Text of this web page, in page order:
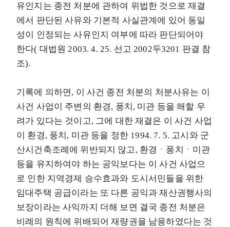
유인지는 종전 처분에 관하여 위법한 것으로 재결
에서 판단된 사유와 기본적 사실관계에 있어 동일
성이 인정되는 사유인지 여부에 따라 판단되어야
한다( 대법원 2003. 4. 25. 선고 2002두3201 판결 참
조).
기록에 의하면, 이 사건 종전 처분의 처분사유는 이
사건 사업이 주변의 환경, 풍치, 미관 등을 해할 우
려가 있다는 것이고, 그에 대한 재결은 이 사건 사업
이 환경, 풍치, 미관 등을 정한 1994. 7. 5. 고시와 군
산시건축조례에 위반되지 않고, 환경ㆍ풍치ㆍ미관
등을 유지하여야 하는 공익보다는 이 사건 사업으
로 인한 지역경제 승수효과와 도시서민들을 위한
임대주택 공급이라는 또 다른 공익과 재산권행사의
보장이라는 사익까지 더해 보면 결국 종전 처분은
비례의 원칙에 위배되어 재량권을 남용하였다는 것